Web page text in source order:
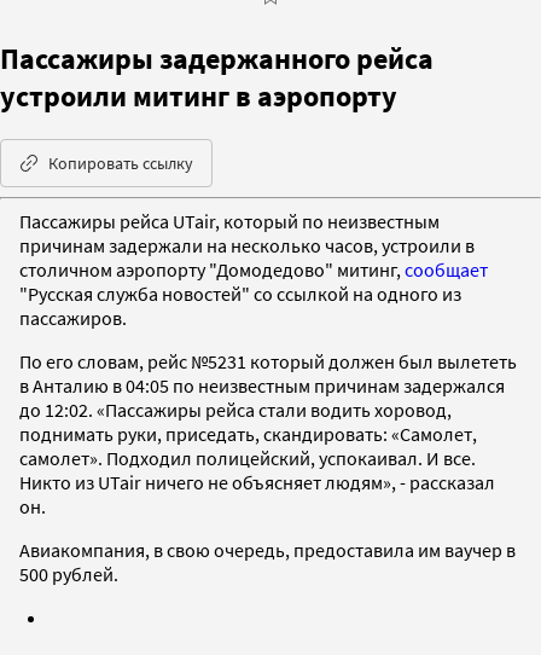
Пассажиры задержанного рейса
устроили митинг в аэропорту
Копировать ссылку
Пассажиры рейса UTair, который по неизвестным
причинам задержали на несколько часов, устроили в
столичном аэропорту "Домодедово" митинг, сообщает
"Русская служба новостей" со ссылкой на одного из
пассажиров.
По его словам, рейс №5231 который должен был вылететь
в Анталию в 04:05 по неизвестным причинам задержался
до 12:02. «Пассажиры рейса стали водить хоровод,
поднимать руки, приседать, скандировать: «Самолет,
самолет». Подходил полицейский, успокаивал. И все.
Никто из UTair ничего не объясняет людям», - рассказал
он.
Авиакомпания, в свою очередь, предоставила им ваучер в
500 рублей.